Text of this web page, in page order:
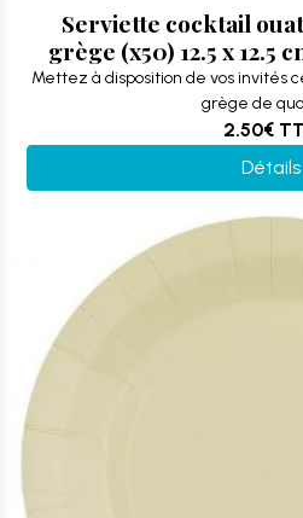
Serviette cocktail
grège (x50) 12.5 x 12.5
Mettez à disposition de vos invités
grège de
2.50€
Détails